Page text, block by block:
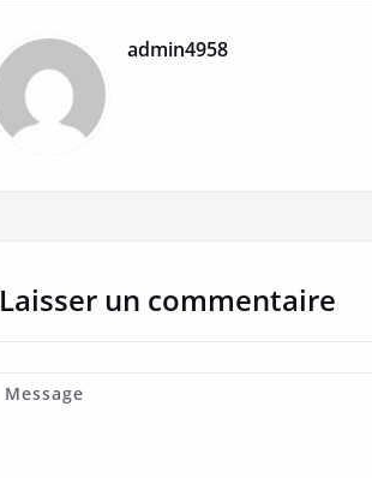
admin4958
Laisser un commentaire